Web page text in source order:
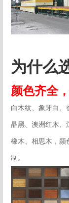
为什么
颜色齐全
白木纹、象牙白、
晶黑、澳洲红木、
橡木、相思木，颜
制。